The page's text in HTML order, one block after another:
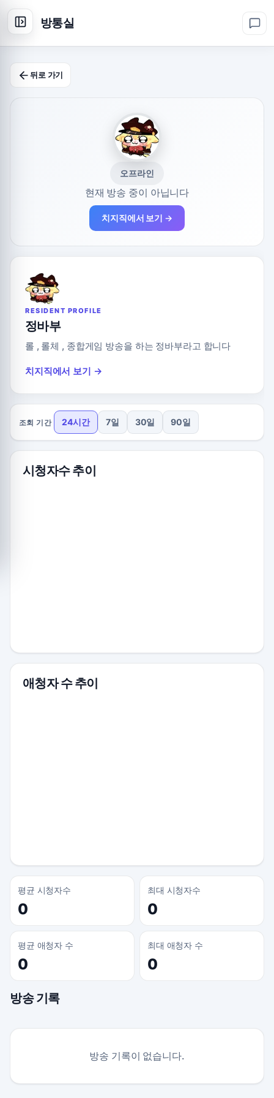
방통실
뒤로 가기
오프라인
현재 방송 중이 아닙니다
치지직에서 보기 →
RESIDENT PROFILE
정바부
롤 , 롤체 , 종합게임 방송을 하는 정바부라고 합니다
치지직에서 보기 →
조회 기간 24시간 7일 30일 90일
시청자수 추이
애청자 수 추이
평균 시청자수
0
최대 시청자수
0
평균 애청자 수
0
최대 애청자 수
0
방송 기록
방송 기록이 없습니다.